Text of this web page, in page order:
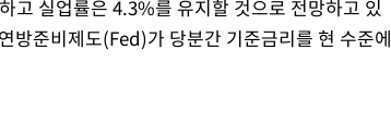
고 실업률은 4.3%를 유지할 것으로 전망하고 있
방준비제도(Fed)가 당분간 기준금리를 현 수준에